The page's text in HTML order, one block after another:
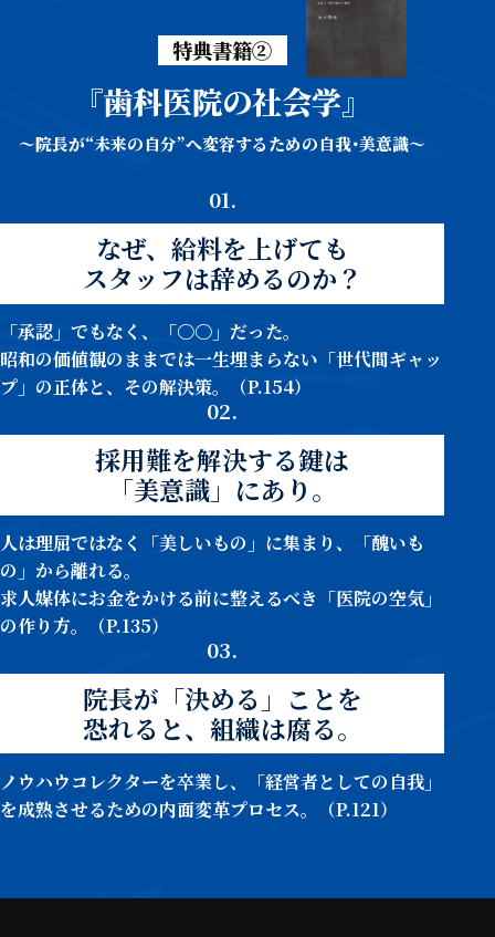
特典書籍②
『歯科医院の社会学』
～院長が“未来の自分”へ変容するための自我･美意識～
01.
なぜ、給料を上げても
スタッフは辞めるのか？
「承認」でもなく、「〇〇」だった。
昭和の価値観のままでは一生埋まらない「世代間ギャッ
プ」の正体と、その解決策。（P.154）
02.
採用難を解決する鍵は
「美意識」にあり。
人は理屈ではなく「美しいもの」に集まり、「醜いも
の」から離れる。
求人媒体にお金をかける前に整えるべき「医院の空気」
の作り方。（P.135）
03.
院長が「決める」ことを
恐れると、組織は腐る。
ノウハウコレクターを卒業し、「経営者としての自我」
を成熟させるための内面変革プロセス。（P.121）